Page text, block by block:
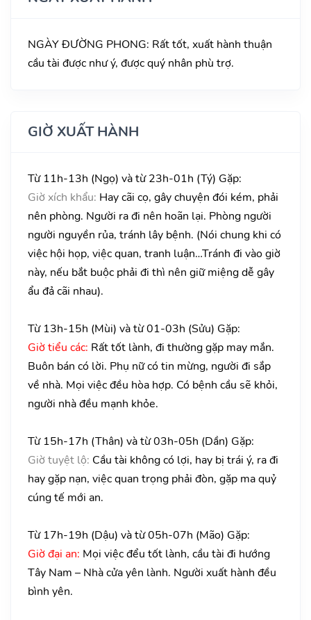
NGÀY ĐƯỜNG PHONG: Rất tốt, xuất hành thuận
cầu tài được như ý, được quý nhân phù trợ.
GIỜ XUẤT HÀNH
Từ 11h-13h (Ngọ) và từ 23h-01h (Tý) Gặp:
Giờ xích khẩu: Hay cãi cọ, gây chuyện đói kém, phải
nên phòng. Người ra đi nên hoãn lại. Phòng người
người nguyền rủa, tránh lây bệnh. (Nói chung khi có
việc hội họp, việc quan, tranh luận…Tránh đi vào giờ
này, nếu bắt buộc phải đi thì nên giữ miệng dễ gây
ẩu đả cãi nhau).
Từ 13h-15h (Mùi) và từ 01-03h (Sửu) Gặp:
Giờ tiểu các: Rất tốt lành, đi thường gặp may mắn.
Buôn bán có lời. Phụ nữ có tin mừng, người đi sắp
về nhà. Mọi việc đều hòa hợp. Có bệnh cầu sẽ khỏi,
người nhà đều mạnh khỏe.
Từ 15h-17h (Thân) và từ 03h-05h (Dần) Gặp:
Giờ tuyệt lộ: Cầu tài không có lợi, hay bị trái ý, ra đi
hay gặp nạn, việc quan trọng phải đòn, gặp ma quỷ
cúng tế mới an.
Từ 17h-19h (Dậu) và từ 05h-07h (Mão) Gặp:
Giờ đại an: Mọi việc đểu tốt lành, cầu tài đi hướng
Tây Nam – Nhà cửa yên lành. Người xuất hành đều
bình yên.